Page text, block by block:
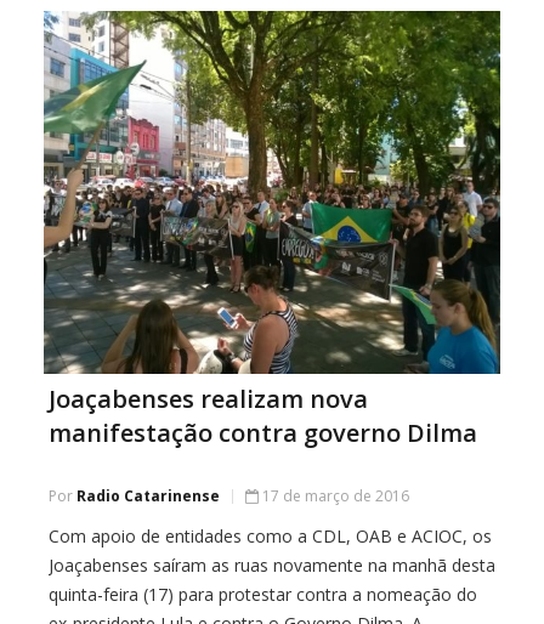
pedido de […]
Joaçabenses realizam nova
manifestação contra governo Dilma
Por Radio Catarinense 17 de março de 2016
Com apoio de entidades como a CDL, OAB e ACIOC, os
Joaçabenses saíram as ruas novamente na manhã desta
quinta-feira (17) para protestar contra a nomeação do